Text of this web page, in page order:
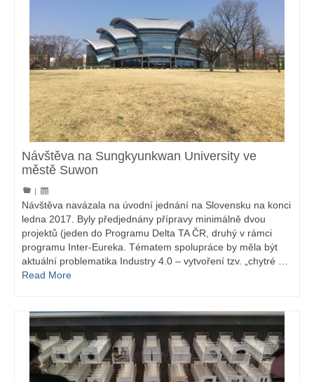
Návštěva na Sungkyunkwan University ve
městě Suwon
|
Návštěva navázala na úvodní jednání na Slovensku na konci
ledna 2017. Byly předjednány přípravy minimálně dvou
projektů (jeden do Programu Delta TA ČR, druhý v rámci
programu Inter-Eureka. Tématem spolupráce by měla být
aktuální problematika Industry 4.0 – vytvoření tzv. „chytré …
Read More